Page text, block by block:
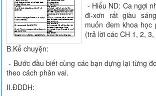
- Hiểu ND: Ca ngợi
đi-xơn rất giàu
muốn đem khoa học
(trả lời các CH 1, 2, 3,
B.Kể chuyện:
- Bước đầu biết cùng các bạn dựng lại từng
theo cách phân vai.
II.ĐDDH: